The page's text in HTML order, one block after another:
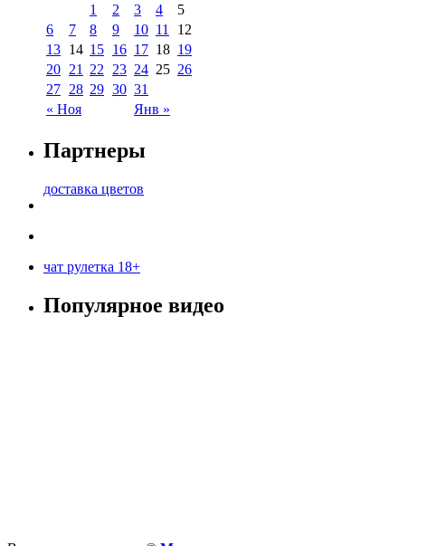
« Ноя Янв »
1 2 3 4
5
6
7 8 9 10 11
12
13 14 15 16 17 18 19
20 21 22 23 24 25 26
27 28 29 30 31
Партнеры
доставка цветов
чат рулетка 18+
Популярное видео